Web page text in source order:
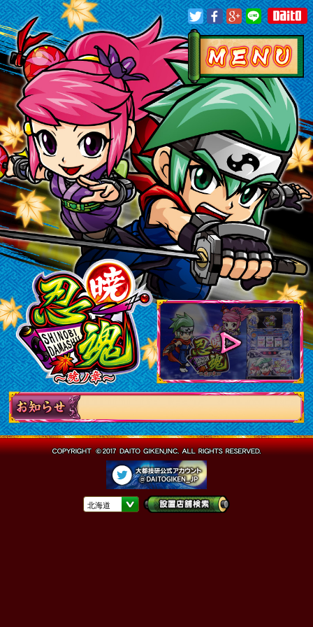
のじゃ！